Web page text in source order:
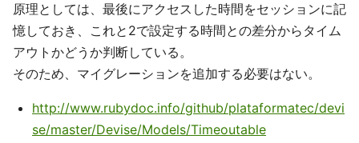
原理としては、最後にアクセスした時間をセッションに記
憶しておき、これと2で設定する時間との差分からタイム
アウトかどうか判断している。
そのため、マイグレーションを追加する必要はない。
http://www.rubydoc.info/github/plataformatec/devi
se/master/Devise/Models/Timeoutable